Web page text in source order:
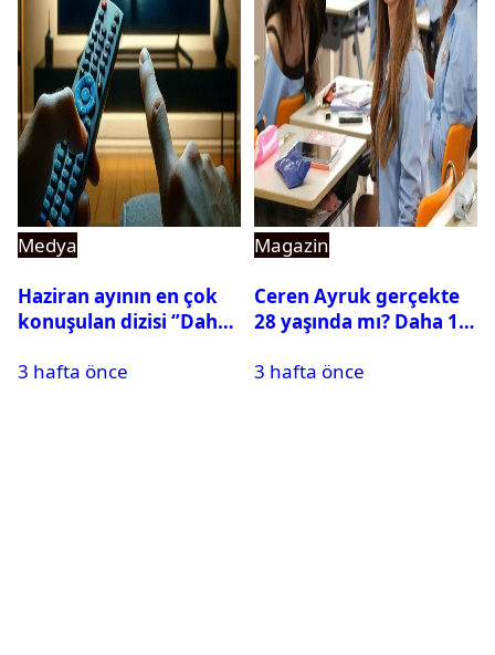
Medya
Haziran ayının en çok
konuşulan dizisi ‘’Daha
3 hafta önce
Magazin
Ceren Ayruk gerçekte
28 yaşında mı? Daha 17
3 hafta önce